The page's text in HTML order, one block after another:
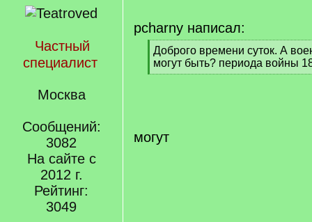
Частный
специалист
Москва
Сообщений:
3082
На сайте с
2012 г.
Рейтинг:
3049
pcharny написал:
[
q
]
Доброго времени суток. А
могут быть? периода войны
[
могут